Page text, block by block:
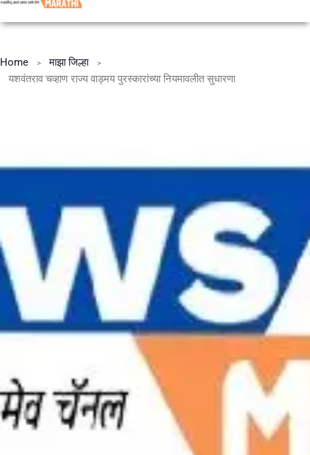
Home
माझा जिल्हा
यशवंतराव चव्हाण राज्य वाड्मय पुरस्कारांच्या नियमावलीत सुधारणा